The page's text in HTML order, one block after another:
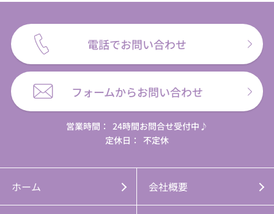
電話でお問い合わせ
フォームからお問い合わせ
営業時間： 24時間お問合せ受付中♪
定休日：
不定休
ホーム 会社概要